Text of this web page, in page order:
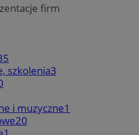
firm
szkolenia3
i muzyczne1
20